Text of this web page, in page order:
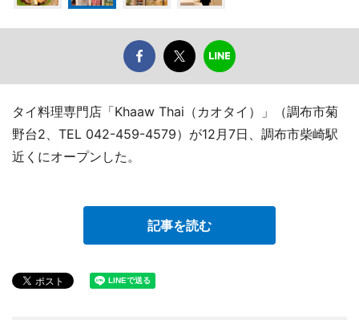
タイ料理専門店「Khaaw Thai（カオタイ）」（調布市菊
野台2、TEL 042-459-4579）が12月7日、調布市柴崎駅
近くにオープンした。
記事を読む